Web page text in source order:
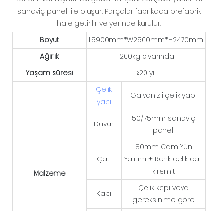
sandviç paneli ile oluşur. Parçalar fabrikada prefabrik
hale getirilir ve yerinde kurulur.
Boyut
L5900mm*W2500mm*H2470mm
Ağırlık
1200kg civarında
Yaşam süresi
≥20 yıl
Malzeme
Çelik
yapı
Galvanizli çelik yapı
Duvar
50/75mm sandviç
paneli
Çatı
80mm Cam Yün
Yalıtım + Renk çelik çatı
kiremit
Kapı
Çelik kapı veya
gereksinime göre